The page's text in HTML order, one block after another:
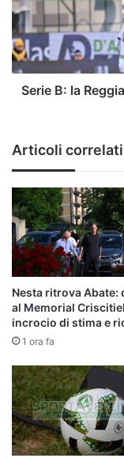
si
rialza,
Cesena
ancora
male
Serie B: la
Articoli correlati
Nesta ritrova Abate:
al Memorial
incrocio di stima e
1 ora fa